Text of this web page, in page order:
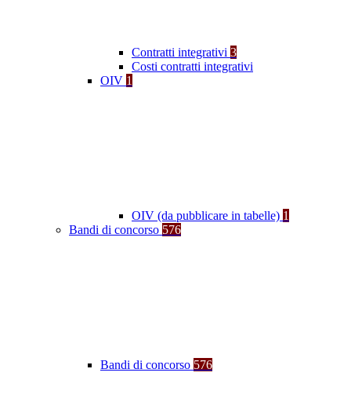
Contratti integrativi 3
Costi contratti integrativi
OIV 1
OIV (da pubblicare in tabelle) 1
Bandi di concorso 576
Bandi di concorso 576